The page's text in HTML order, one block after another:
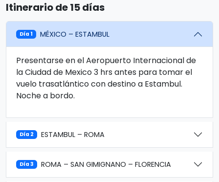
Itinerario de 15 días
Día 1 MÉXICO – ESTAMBUL
Presentarse en el Aeropuerto Internacional de
la Ciudad de Mexico 3 hrs antes para tomar el
vuelo trasatlántico con destino a Estambul.
Noche a bordo.
Día 2 ESTAMBUL – ROMA
Día 3 ROMA – SAN GIMIGNANO – FLORENCIA